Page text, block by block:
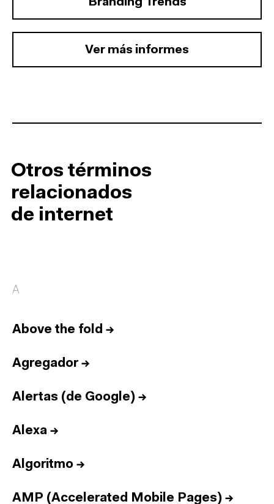
Branding Trends
Ver más informes
Otros términos
relacionados
de internet
A
Above the fold →
Agregador→
Alertas (de Google) →
Alexa →
Algoritmo →
AMP (Accelerated Mobile Pages) →